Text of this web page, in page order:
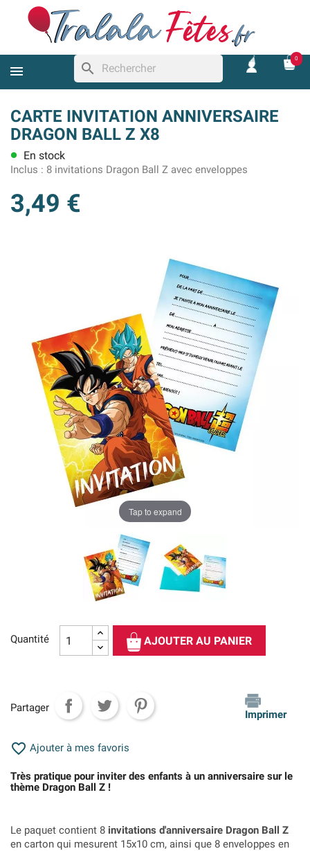
search
0
CARTE INVITATION ANNIVERSAIRE
DRAGON BALL Z X8
lens En stock
Inclus : 8 invitations Dragon Ball Z avec enveloppes
3,49 €
Tap to expand
Quantité AJOUTER AU PANIER
Partager
Imprimer
 Ajouter à mes favoris
Très pratique pour inviter des enfants à un anniversaire sur le
thème Dragon Ball Z !
Le paquet contient 8 invitations d'anniversaire Dragon Ball Z
en carton qui mesurent 15x10 cm, ainsi que 8 enveloppes en